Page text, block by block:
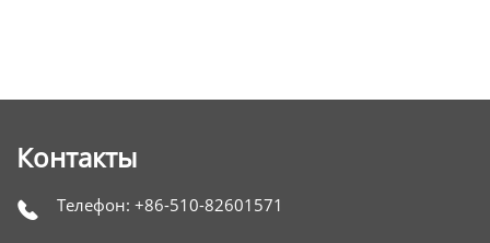
Контакты
 Телефон: +86-510-82601571